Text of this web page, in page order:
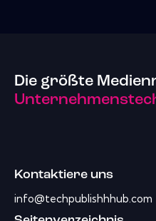
Die größte
Kontaktiere uns
info@techpublishhhub.com